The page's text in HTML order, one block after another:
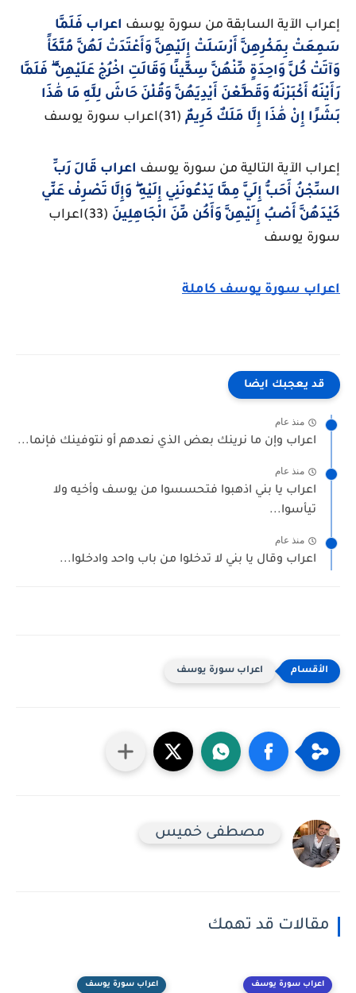
إعراب الآية السابقة من سورة يوسف اعراب فَلَمَّا
سَمِعَتْ بِمَكْرِهِنَّ أَرْسَلَتْ إِلَيْهِنَّ وَأَعْتَدَتْ لَهُنَّ مُتَّكَأً
وَآتَتْ كُلَّ وَاحِدَةٍ مِّنْهُنَّ سِكِّينًا وَقَالَتِ اخْرُجْ عَلَيْهِنَّ ۖ فَلَمَّا
رَأَيْنَهُ أَكْبَرْنَهُ وَقَطَّعْنَ أَيْدِيَهُنَّ وَقُلْنَ حَاشَ لِلَّهِ مَا هَٰذَا
بَشَرًا إِنْ هَٰذَا إِلَّا مَلَكٌ كَرِيمٌ (31)اعراب سورة يوسف
إعراب الآية التالية من سورة يوسف اعراب قَالَ رَبِّ
السِّجْنُ أَحَبُّ إِلَيَّ مِمَّا يَدْعُونَنِي إِلَيْهِ ۖ وَإِلَّا تَصْرِفْ عَنِّي
كَيْدَهُنَّ أَصْبُ إِلَيْهِنَّ وَأَكُن مِّنَ الْجَاهِلِينَ
(33)اعراب
سورة يوسف
اعراب سورة يوسف كاملة
قد يعجبك ايضا
منذ عام
اعراب وإن ما نرينك بعض الذي نعدهم أو نتوفينك فإنما...
منذ عام
اعراب يا بني اذهبوا فتحسسوا من يوسف وأخيه ولا
تيأسوا...
منذ عام
اعراب وقال يا بني لا تدخلوا من باب واحد وادخلوا...
اعراب سورة يوسف
مصطفى خميس
مقالات قد تهمك
اعراب سورة يوسف اعراب سورة يوسف